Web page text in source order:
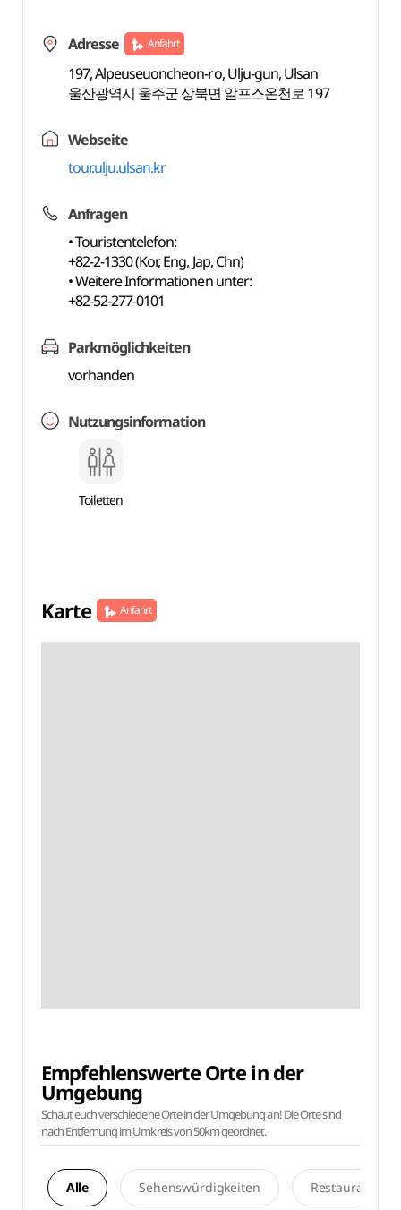
Adresse Anfahrt
197, Alpeuseuoncheon-ro, Ulju-gun, Ulsan
울산광역시 울주군 상북면 알프스온천로 197
Webseite
tour.ulju.ulsan.kr
Anfragen
• Touristentelefon:
+82-2-1330 (Kor, Eng, Jap, Chn)
• Weitere Informationen unter:
+82-52-277-0101
Parkmöglichkeiten
vorhanden
Nutzungsinformation
Toiletten
Karte Anfahrt
Empfehlenswerte Orte in der
Umgebung
Schaut euch verschiedene Orte in der Umgebung an! Die Orte sind
nach Entfernung im Umkreis von 50km geordnet.
Alle Sehenswürdigkeiten Restaurants